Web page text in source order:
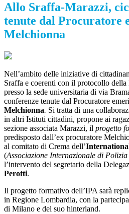
Allo Sraffa-Marazzi,
tenute dal Procuratore
Melchionna
Nell’ambito delle iniziative di
Sraffa e coerenti con il protocollo
presso la sede universitaria di via
conferenze tenute dal Procuratore
Melchionna. Si tratta di una
in altri Istituti cittadini, propone ai
sezione associata Marazzi, il progetto
predisposto dall’ex procuratore
al comitato di Crema dell’
(Associazione Internazionale di Polizia
l’intervento del segretario della
Perotti.
Il progetto formativo dell’IPA sarà
in Regione Lombardia, con la
di Milano e del suo hinterland.